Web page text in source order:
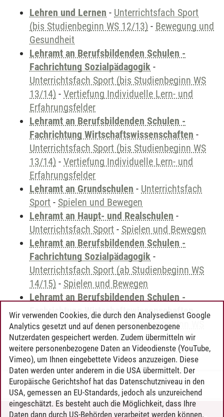
Lehren und Lernen - Unterrichtsfach Sport
(bis Studienbeginn WS 12/13) - Bewegung und
Gesundheit
Lehramt an Berufsbildenden Schulen -
Fachrichtung Sozialpädagogik -
Unterrichtsfach Sport (bis Studienbeginn WS
13/14) - Vertiefung Individuelle Lern- und
Erfahrungsfelder
Lehramt an Berufsbildenden Schulen -
Fachrichtung Wirtschaftswissenschaften -
Unterrichtsfach Sport (bis Studienbeginn WS
13/14) - Vertiefung Individuelle Lern- und
Erfahrungsfelder
Lehramt an Grundschulen - Unterrichtsfach
Sport - Spielen und Bewegen
Lehramt an Haupt- und Realschulen -
Unterrichtsfach Sport - Spielen und Bewegen
Lehramt an Berufsbildenden Schulen -
Fachrichtung Sozialpädagogik -
Unterrichtsfach Sport (ab Studienbeginn WS
14/15) - Spielen und Bewegen
Lehramt an Berufsbildenden Schulen -
Fachrichtung Wirtschaftswissenschaften-
Unterrichtsfach Sport (ab Studienbeginn WS
14/15)-Spielen und Bewegen
Timo Leder/30.06.2024
Wir verwenden Cookies, die durch den Analysedienst Google
Analytics gesetzt und auf denen personenbezogene
Nutzerdaten gespeichert werden. Zudem übermitteln wir
weitere personenbezogene Daten an Videodienste (YouTube,
Vimeo), um Ihnen eingebettete Videos anzuzeigen. Diese
Daten werden unter anderem in die USA übermittelt. Der
Europäische Gerichtshof hat das Datenschutzniveau in den
USA, gemessen an EU-Standards, jedoch als unzureichend
eingeschätzt. Es besteht auch die Möglichkeit, dass Ihre
Daten dann durch US-Behörden verarbeitet werden können.